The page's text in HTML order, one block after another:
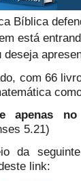
Bíblica
está
deseja
com 66
apenas
5.21)
da
link: